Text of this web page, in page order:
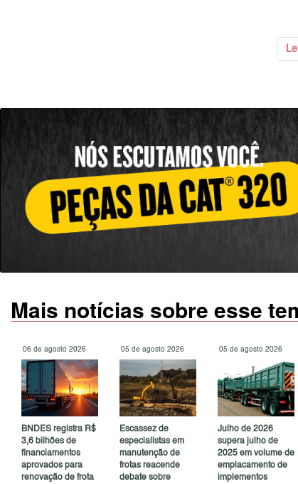
Mais notícias sobre esse
06 de agosto 2026
BNDES registra R$
3,6 bilhões de
financiamentos
aprovados para
renovação de frota
05 de agosto 2026
Escassez de
especialistas em
manutenção de
frotas reacende
debate sobre
05 de agosto 2026
Julho de 2026
supera julho de
2025 em volume de
emplacamento de
implementos